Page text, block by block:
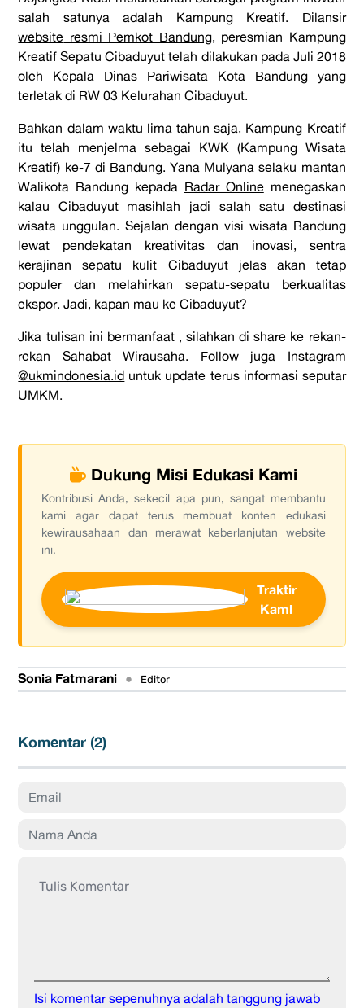
salah satunya adalah Kampung Kreatif. Dilansir
website resmi Pemkot Bandung, peresmian Kampung
Kreatif Sepatu Cibaduyut telah dilakukan pada Juli 2018
oleh Kepala Dinas Pariwisata Kota Bandung yang
terletak di RW 03 Kelurahan Cibaduyut.
Bahkan dalam waktu lima tahun saja, Kampung Kreatif
itu telah menjelma sebagai KWK (Kampung Wisata
Kreatif) ke-7 di Bandung. Yana Mulyana selaku mantan
Walikota Bandung kepada Radar Onlinemenegaskan
kalau Cibaduyut masihlah jadi salah satu destinasi
wisata unggulan. Sejalan dengan visi wisata Bandung
lewat pendekatan kreativitas dan inovasi, sentra
kerajinan sepatu kulit Cibaduyut jelas akan tetap
populer dan melahirkan sepatu-sepatu berkualitas
ekspor. Jadi, kapan mau ke Cibaduyut?
Jika tulisan ini bermanfaat , silahkan di share ke rekan-
rekan Sahabat Wirausaha. Follow juga Instagram
@ukmindonesia.id untuk update terus informasi seputar
UMKM.
Dukung Misi Edukasi Kami
Kontribusi Anda, sekecil apa pun, sangat membantu
kami agar dapat terus membuat konten edukasi
kewirausahaan dan merawat keberlanjutan website
ini.
Traktir
Kami
Sonia Fatmarani • Editor
Komentar (2)
Isi komentar sepenuhnya adalah tanggung jawab